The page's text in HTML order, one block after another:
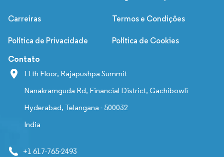
Carreiras Termos e Condições
Política de Privacidade Política de Cookies
Contato
11th Floor, Rajapushpa Summit
Nanakramguda Rd, Financial District, Gachibowli
Hyderabad, Telangana - 500032
India
+1 617-765-2493